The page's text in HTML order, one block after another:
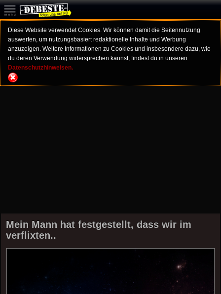
Diese Website verwendet Cookies. Wir können damit die Seitennutzung
auswerten, um nutzungsbasiert redaktionelle Inhalte und Werbung
anzuzeigen. Weitere Informationen zu Cookies und insbesondere dazu, wie
du deren Verwendung widersprechen kannst, findest du in unseren
Datenschutzhinweisen.
Mein Mann hat festgestellt, dass wir im
verflixten..